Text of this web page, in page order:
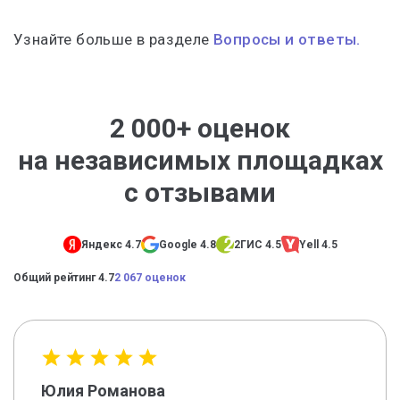
Узнайте больше в разделе Вопросы и ответы.
2 000+ оценок
на независимых площадках
с отзывами
Яндекс 4.7 Google 4.8 2ГИС 4.5 Yell 4.5
Общий рейтинг 4.72 067 оценок
Юлия Романова